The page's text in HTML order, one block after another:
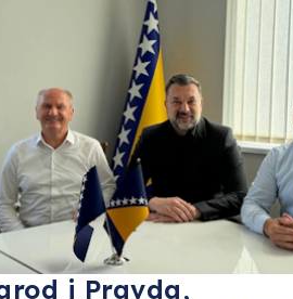
i Pravda,